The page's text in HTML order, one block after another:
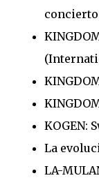
concierto
KOGEN:
La
LA-